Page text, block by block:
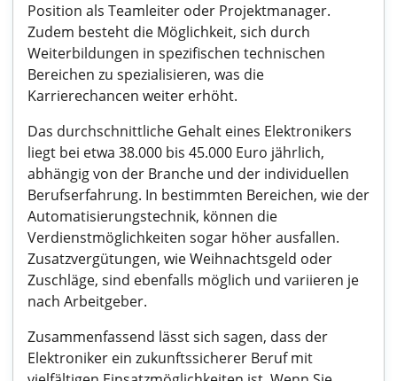
Position als Teamleiter oder Projektmanager.
Zudem besteht die Möglichkeit, sich durch
Weiterbildungen in spezifischen technischen
Bereichen zu spezialisieren, was die
Karrierechancen weiter erhöht.
Das durchschnittliche Gehalt eines Elektronikers
liegt bei etwa 38.000 bis 45.000 Euro jährlich,
abhängig von der Branche und der individuellen
Berufserfahrung. In bestimmten Bereichen, wie der
Automatisierungstechnik, können die
Verdienstmöglichkeiten sogar höher ausfallen.
Zusatzvergütungen, wie Weihnachtsgeld oder
Zuschläge, sind ebenfalls möglich und variieren je
nach Arbeitgeber.
Zusammenfassend lässt sich sagen, dass der
Elektroniker ein zukunftssicherer Beruf mit